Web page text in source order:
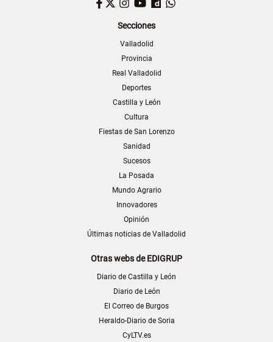
Facebook
TwitterInstagram
YouTubeDailymotion
Secciones
Valladolid
Provincia
Real Valladolid
Deportes
Castilla y León
Cultura
Fiestas de San Lorenzo
Sanidad
Sucesos
La Posada
Mundo Agrario
Innovadores
Opinión
Últimas noticias de Valladolid
Otras webs de EDIGRUP
Diario de Castilla y León
Diario de León
El Correo de Burgos
Heraldo-Diario de Soria
CyLTV.es